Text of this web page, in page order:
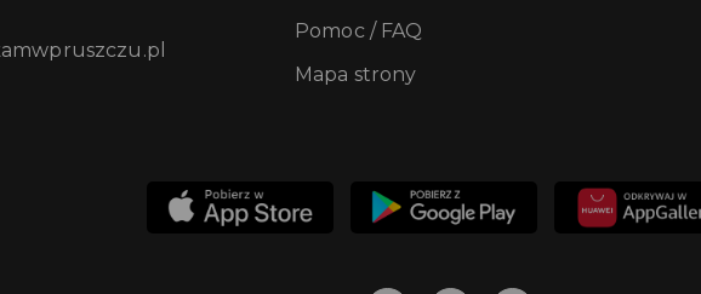
Pomoc / FAQ
Mapa strony